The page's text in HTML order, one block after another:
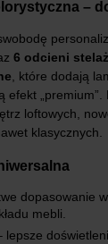
–
6 odcieni
, które dodają
efekt
loftowych,
klasycznych.
dopasowanie
mebli.
lepsze